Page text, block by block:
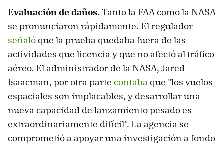
Evaluación de daños.Tanto la FAA como la NASA
se pronunciaron rápidamente. El regulador
señaló que la prueba quedaba fuera de las
actividades que licencia y que no afectó al tráfico
aéreo. El administrador de la NASA, Jared
Isaacman, por otra parte contaba que "los vuelos
espaciales son implacables, y desarrollar una
nueva capacidad de lanzamiento pesado es
extraordinariamente difícil". La agencia se
comprometió a apoyar una investigación a fondo